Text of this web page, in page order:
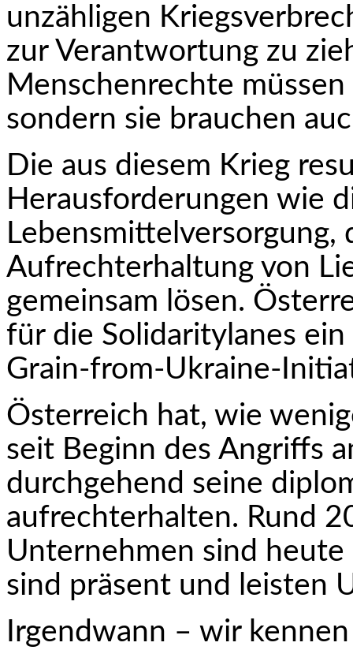
unzähligen
zur Verantwortung zu
Menschenrechte
sondern sie brauchen
Die aus diesem Krieg
Herausforderungen wie
Aufrechterhaltung von
gemeinsam lösen.
für die Solidaritylanes
Grain-from-Ukraine-
Österreich hat, wie
seit Beginn des Angriffs
durchgehend seine
aufrechterhalten. Rund
Unternehmen sind
sind präsent und leisten
Irgendwann – wir